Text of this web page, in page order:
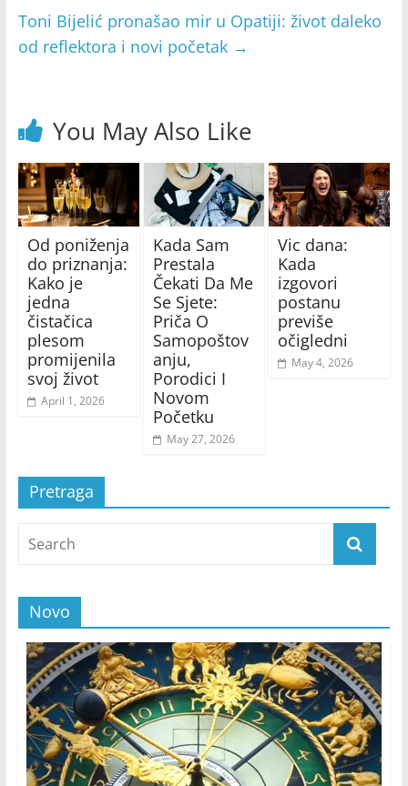
Toni Bijelić pronašao mir u Opatiji: život daleko
od reflektora i novi početak →
You May Also Like
Od poniženja
do priznanja:
Kako je
jedna
čistačica
plesom
promijenila
svoj život
April 1, 2026
Kada Sam
Prestala
Čekati Da Me
Se Sjete:
Priča O
Samopoštov
anju,
Porodici I
Novom
Početku
May 27, 2026
Vic dana:
Kada
izgovori
postanu
previše
očigledni
May 4, 2026
Pretraga
Novo